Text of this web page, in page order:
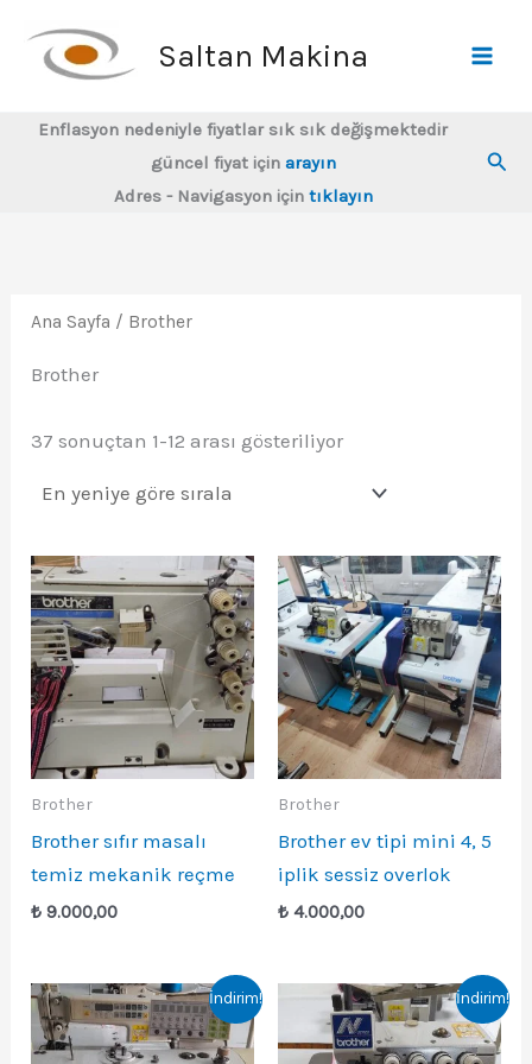
Saltan Makina
Enflasyon nedeniyle fiyatlar sık sık değişmektedir
güncel fiyat için arayın
Adres - Navigasyon için tıklayın
Ana Sayfa / Brother
Brother
37 sonuçtan 1-12 arası gösteriliyorEn
sıralandı
Brother
Brother sıfır masalı
temiz mekanik reçme
₺ 9.000,00
Brother
Brother ev tipi mini 4, 5
iplik sessiz overlok
₺ 4.000,00
İndirim! İndirim!